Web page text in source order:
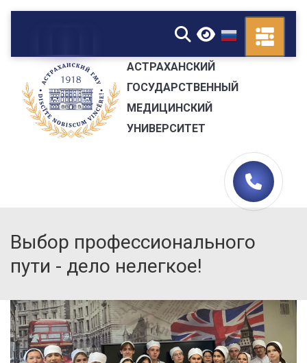
▼
АСТРАХАНСКИЙ
ГОСУДАРСТВЕННЫЙ
МЕДИЦИНСКИЙ
УНИВЕРСИТЕТ
Выбор профессионального
пути - дело нелегкое!